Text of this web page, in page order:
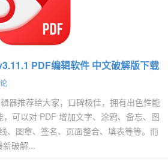
PDF编辑软件 中文破解版下载
器推荐给大家，口碑极佳，拥有出色性能
可以对 PDF 增加文字、涂鸦、备忘、图
、图章、签名、页面整合、填表等等。而
新破解...